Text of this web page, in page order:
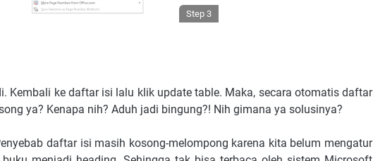
Step 3
Kembali ke daftar isi lalu klik update table. Maka, secara otomatis daftar
ya? Kenapa nih? Aduh jadi bingung?! Nih gimana ya solusinya?
daftar isi masih kosong-melompong karena kita belum mengatur